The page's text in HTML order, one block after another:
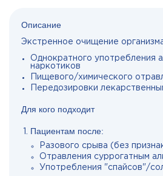
Описание
Экстренное очищение
Однократного употребления
наркотиков
Пищевого/химического
Передозировки
Для кого подходит
Пациентам после:
Разового срыва (без
Отравления суррогатным
Употребления "спайсов"/